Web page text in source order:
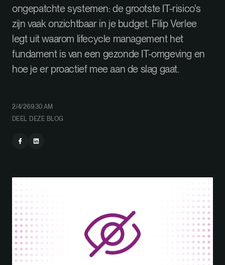
ongepatchte systemen: de grootste IT-risico's
zijn vaak onzichtbaar in je budget. Filip Verlee
legt uit waarom lifecycle management het
fundament is van een gezonde IT-omgeving en
hoe je er proactief mee aan de slag gaat.
2/4/269:30 AM
DEEL DEZE BLOG